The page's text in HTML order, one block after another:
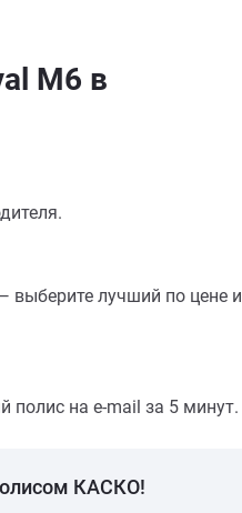
M6 в
выберите лучший по цене и
полис на e-mail за 5 минут.
КАСКО!